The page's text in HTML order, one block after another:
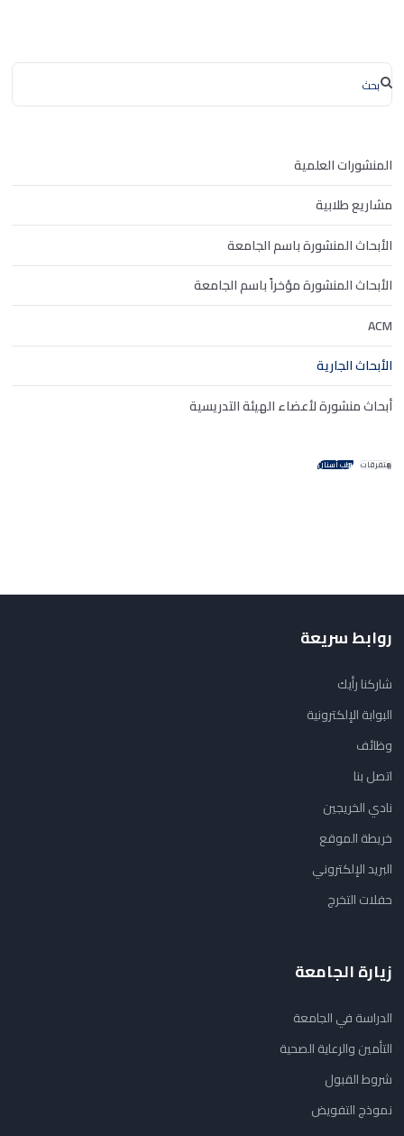
المنشورات العلمية
مشاريع طلابية
الأبحاث المنشورة باسم الجامعة
الأبحاث المنشورة مؤخراً باسم الجامعة
ACM
الأبحاث الجارية
أبحاث منشورة لأعضاء الهيئة التدريسية
متفرقات طب أسنان
روابط سريعة
شاركنا رأيك
البوابة الإلكترونية
وظائف
اتصل بنا
نادي الخريجين
خريطة الموقع
البريد الإلكتروني
حفلات التخرج
زيارة الجامعة
الدراسة في الجامعة
التأمين والرعاية الصحية
شروط القبول
نموذج التفويض